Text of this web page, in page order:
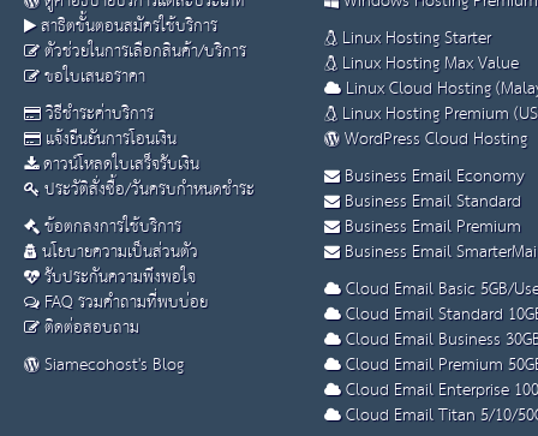
สาธิตขั้นตอนสมัครใช้บริการ
ตัวช่วยในการเลือกสินค้า/บริการ
ขอใบเสนอราคา
วิธีชำระค่าบริการ
แจ้งยืนยันการโอนเงิน
ดาวน์โหลดใบเสร็จรับเงิน
ประวัติสั่งซื้อ/วันครบกำหนดชำระ
ข้อตกลงการใช้บริการ
นโยบายความเป็นส่วนตัว
รับประกันความพึงพอใจ
FAQ รวมคำถามที่พบบ่อย
ติดต่อสอบถาม
Siamecohost's Blog
Linux Hosting Starter
Linux Hosting Max Value
Linux Cloud Hosting
Linux Hosting Premium
WordPress Cloud Hosting
Business Email Economy
Business Email Standard
Business Email Premium
Business Email
Cloud Email Basic 5GB/
Cloud Email Standard
Cloud Email Business
Cloud Email Premium
Cloud Email Enterprise
Cloud Email Titan 5/10/